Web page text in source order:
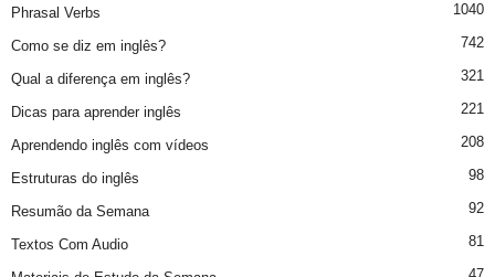
Phrasal Verbs 1040
Como se diz em inglês? 742
Qual a diferença em inglês? 321
Dicas para aprender inglês 221
Aprendendo inglês com vídeos 208
Estruturas do inglês 98
Resumão da Semana 92
Textos Com Audio 81